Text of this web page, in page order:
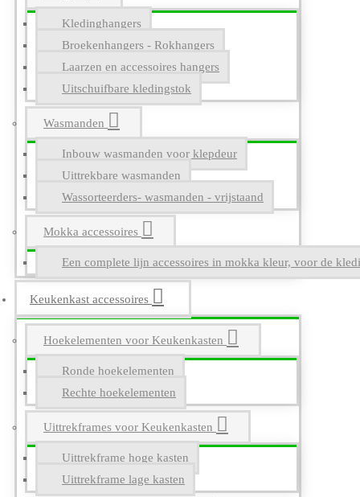
Kledinghangers
Broekenhangers - Rokhangers
Laarzen en accessoires hangers
Uitschuifbare kledingstok
Wasmanden
Inbouw wasmanden voor klepdeur
Uittrekbare wasmanden
Wassorteerders- wasmanden - vrijstaand
Mokka accessoires
Een complete lijn accessoires in mokka kleur, voor de
Keukenkast accessoires
Hoekelementen voor Keukenkasten
Ronde hoekelementen
Rechte hoekelementen
Uittrekframes voor Keukenkasten
Uittrekframe hoge kasten
Uittrekframe lage kasten